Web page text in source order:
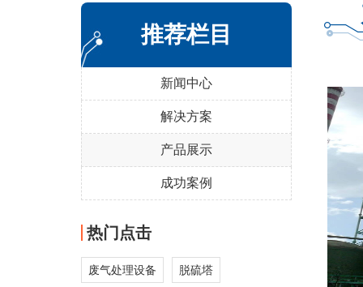
推荐栏目
新闻中心
解决方案
产品展示
成功案例
热门点击
废气处理设备 脱硫塔